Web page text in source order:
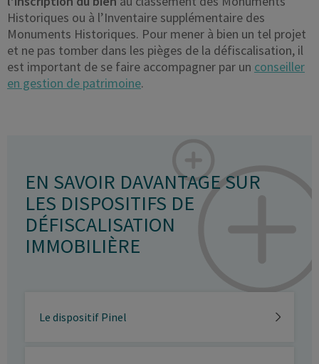
Historiques ou à l’Inventaire supplémentaire des
Monuments Historiques. Pour mener à bien un tel projet
et ne pas tomber dans les pièges de la défiscalisation, il
est important de se faire accompagner par un conseiller
en gestion de patrimoine.
EN SAVOIR DAVANTAGE SUR
LES DISPOSITIFS DE
DÉFISCALISATION
IMMOBILIÈRE
Le dispositif Pinel